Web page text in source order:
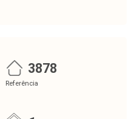
3878
Referência